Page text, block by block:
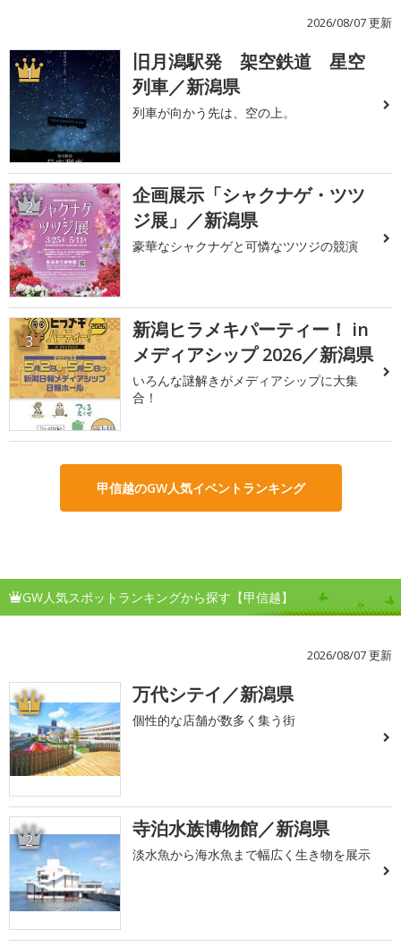
2026/08/07 更新
1
旧月潟駅発 架空鉄道 星空
列車／新潟県
列車が向かう先は、空の上。
2
企画展示「シャクナゲ・ツツ
ジ展」／新潟県
豪華なシャクナゲと可憐なツツジの競演
3
新潟ヒラメキパーティー！ in
メディアシップ 2026／新潟県
いろんな謎解きがメディアシップに大集
合！
甲信越のGW人気イベントランキング
GW人気スポットランキングから探す【甲信越】
2026/08/07 更新
1 万代シテイ／新潟県
個性的な店舗が数多く集う街
2 寺泊水族博物館／新潟県
淡水魚から海水魚まで幅広く生き物を展示